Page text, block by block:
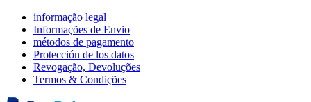
informação legal
Informações de Envio
métodos de pagamento
Protección de los datos
Revogação, Devoluções
Termos & Condições